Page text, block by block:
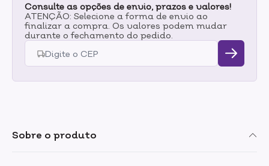
poluição ambiental e dos raios solares e reequilibra a
microflora da pele.Sensorial: Fragrância com notas de
baunilha e bergamota - uma combinação que exala
aconchego, infância e frescor.BENEFÍCIOS- Shampoo
e sabonete líquido infantil em um só produto. Indicado
para cabelo e corpo | Uso diário- Seguro para bebês e
crianças, desde o primeiro dia de vida-
corantes- pH: 6,5 - 7,5INDICAÇÃO: Indicado para
Consulte as opções de envio, prazos e valores!
ATENÇÃO: Selecione a forma de envio ao
finalizar a compra. Os valores podem mudar
durante o fechamento do pedido.
Sobre o produto